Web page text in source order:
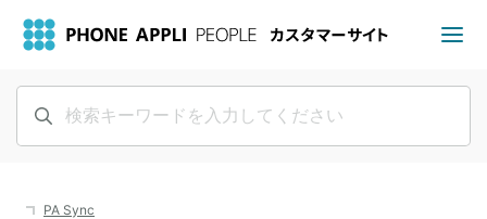
PA Sync